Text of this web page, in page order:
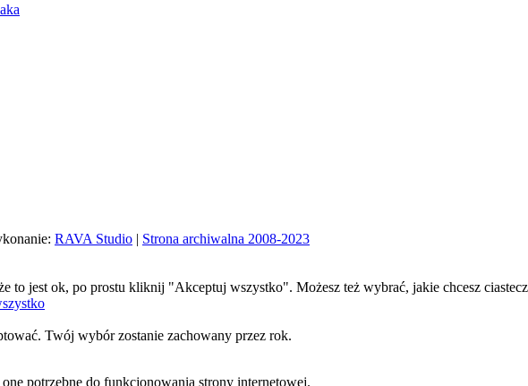
RAVA Studio | Strona archiwalna 2008-2023
to jest ok, po prostu kliknij "Akceptuj wszystko". Możesz też wybrać, jakie chcesz
Twój wybór zostanie zachowany przez rok.
potrzebne do funkcjonowania strony internetowej.